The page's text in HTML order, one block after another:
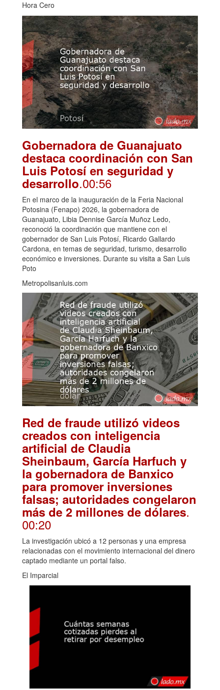
Hora Cero
Gobernadora de Guanajuato
destaca coordinación con San
Luis Potosí en seguridad y
desarrollo.00:56
En el marco de la inauguración de la Feria Nacional
Potosina (Fenapo) 2026, la gobernadora de
Guanajuato, Libia Dennise García Muñoz Ledo,
reconoció la coordinación que mantiene con el
gobernador de San Luis Potosí, Ricardo Gallardo
Cardona, en temas de seguridad, turismo, desarrollo
económico e inversiones. Durante su visita a San Luis
Poto
Metropolisanluis.com
Red de fraude utilizó videos
creados con inteligencia
artificial de Claudia
Sheinbaum, García Harfuch y
la gobernadora de Banxico
para promover inversiones
falsas; autoridades congelaron
más de 2 millones de dólares.
00:20
La investigación ubicó a 12 personas y una empresa
relacionadas con el movimiento internacional del dinero
captado mediante un portal falso.
El Imparcial